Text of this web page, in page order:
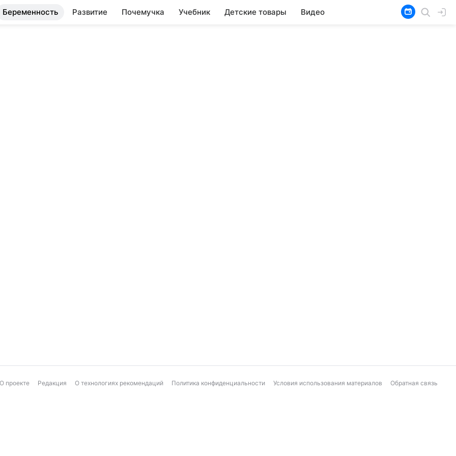
Беременность Развитие Почемучка Учебник Детские товары Видео
О проекте Редакция О технологиях рекомендаций Политика конфиденциальности Условия использования материалов Обратная связь